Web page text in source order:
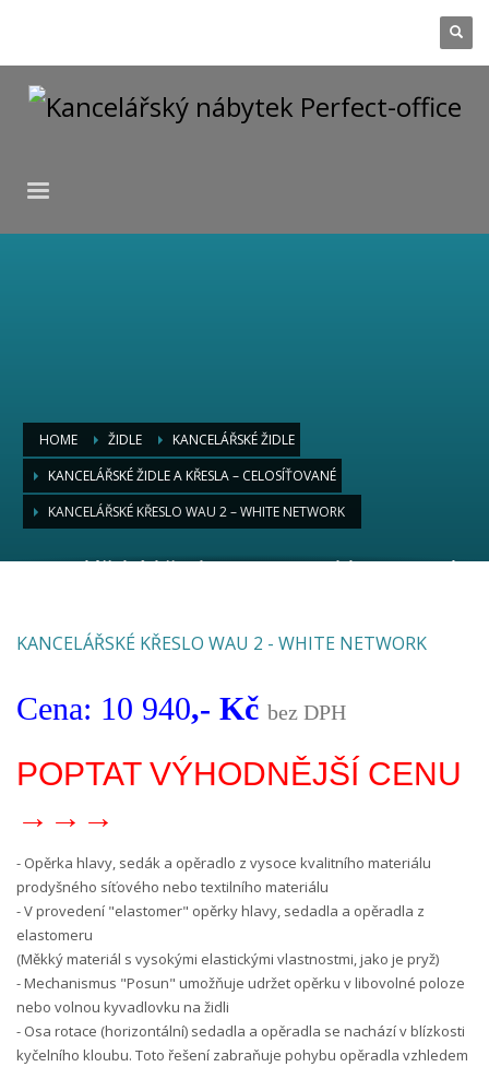
HOME ŽIDLE
KANCELÁŘSKÉ ŽIDLE
KANCELÁŘSKÉ ŽIDLE A KŘESLA – CELOSÍŤOVANÉ
KANCELÁŘSKÉ KŘESLO WAU 2 – WHITE NETWORK
Kancelářské křeslo Wau 2 – white network
KANCELÁŘSKÉ KŘESLO WAU 2 - WHITE NETWORK
Cena: 10 940,- Kč bez DPH
POPTAT VÝHODNĚJŠÍ CENU
→→→
- Opěrka hlavy, sedák a opěradlo z vysoce kvalitního materiálu
prodyšného síťového nebo textilního materiálu
- V provedení "elastomer" opěrky hlavy, sedadla a opěradla z
elastomeru
(Měkký materiál s vysokými elastickými vlastnostmi, jako je pryž)
- Mechanismus "Posun" umožňuje udržet opěrku v libovolné poloze
nebo volnou kyvadlovku na židli
- Osa rotace (horizontální) sedadla a opěradla se nachází v blízkosti
kyčelního kloubu. Toto řešení zabraňuje pohybu opěradla vzhledem